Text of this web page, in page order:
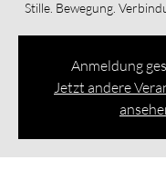
Stille. Bewegung.
Anmeldung
Jetzt andere